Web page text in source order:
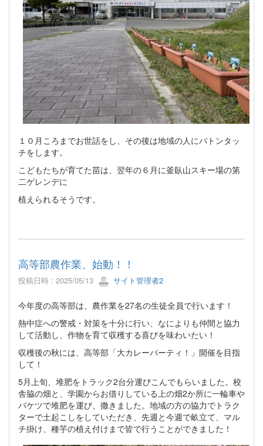
１０月ころまでお世話をし、その後は地域の人にバトンタッ
チをします。
こどもたちが育てた苗は、翌年の６月に釜臥山スキー場の第
二ゲレンデに
植えられるそうです。
高等部農作業、始動！！
投稿日時 : 2025/05/13 サイト管理者2
今年度の高等部は、農作業を27名の生徒全員で行います！
熱中症への警戒・対策を十分に行い、なによりも仲間と協力
して活動し、作物を育て収穫する喜びを味わいたい！
収穫後の秋には、高等部「大カレーパーティ！」開催を目指
して！
5月上旬、堆肥をトラック2台分運びこんでもらいました。校
舎脇の畑と、学園からお借りしている上の畑2か所に一輪車や
バケツで堆肥を運び、撒きました。地域の方の協力でトラク
ターで土起こしをしていただき、先週と今週で畝立て、マル
チ掛け、種芋の植え付けまで皆で行うことができました！